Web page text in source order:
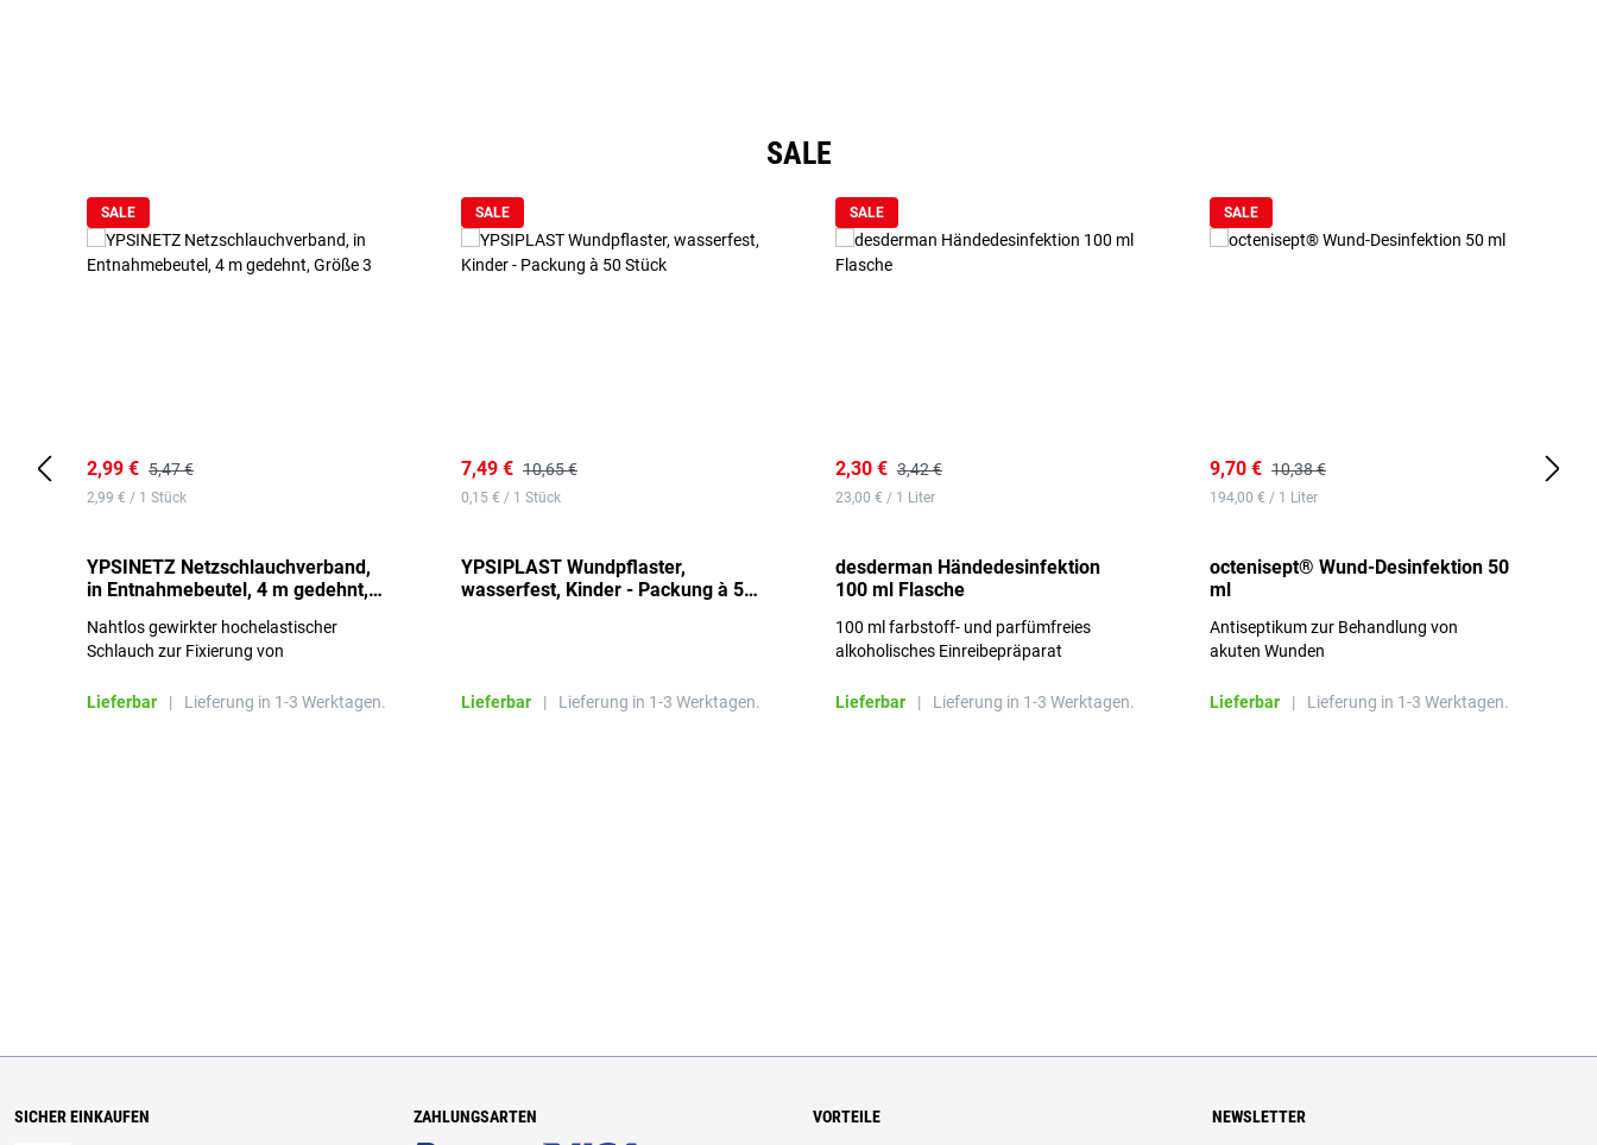
SALE
SALE
2,99 € 5,47 €
2,99 € / 1 Stück
YPSINETZ Netzschlauchverband,
in Entnahmebeutel, 4 m gedehnt,
Nahtlos gewirkter hochelastischer
Schlauch zur Fixierung von
Lieferbar
| Lieferung in 1-3 Werktagen.
SALE
7,49 € 10,65 €
0,15 € / 1 Stück
YPSIPLAST Wundpflaster,
wasserfest, Kinder - Packung à 50
Lieferbar | Lieferung in 1-3 Werktagen.
SALE
2,30 € 3,42 €
23,00 € / 1 Liter
desderman Händedesinfektion
100 ml Flasche
100 ml farbstoff- und parfümfreies
alkoholisches Einreibepräparat
Lieferbar | Lieferung in 1-3 Werktagen.
SALE
9,70 € 10,38 €
194,00 € / 1 Liter
octenisept® Wund-Desinfektion 50
ml
Antiseptikum zur Behandlung von
akuten Wunden
Lieferbar | Lieferung in 1-3 Werktagen.
SICHER EINKAUFEN ZAHLUNGSARTEN VORTEILE NEWSLETTER